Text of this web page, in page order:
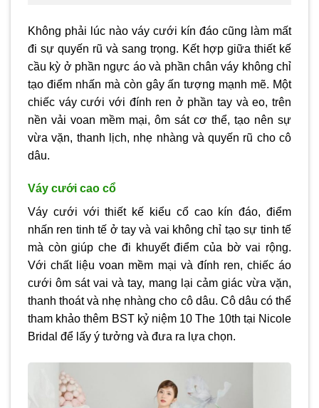
Không phải lúc nào váy cưới kín đáo cũng làm mất
đi sự quyến rũ và sang trọng. Kết hợp giữa thiết kế
cầu kỳ ở phần ngực áo và phần chân váy không chỉ
tạo điểm nhấn mà còn gây ấn tượng mạnh mẽ. Một
chiếc váy cưới với đính ren ở phần tay và eo, trên
nền vải voan mềm mại, ôm sát cơ thể, tạo nên sự
vừa vặn, thanh lịch, nhẹ nhàng và quyến rũ cho cô
dâu.
Váy cưới cao cổ
Váy cưới với thiết kế kiểu cổ cao kín đáo, điểm
nhấn ren tinh tế ở tay và vai không chỉ tạo sự tinh tế
mà còn giúp che đi khuyết điểm của bờ vai rộng.
Với chất liệu voan mềm mại và đính ren, chiếc áo
cưới ôm sát vai và tay, mang lại cảm giác vừa vặn,
thanh thoát và nhẹ nhàng cho cô dâu. Cô dâu có thể
tham khảo thêm BST kỷ niệm 10 The 10th tại Nicole
Bridal để lấy ý tưởng và đưa ra lựa chọn.